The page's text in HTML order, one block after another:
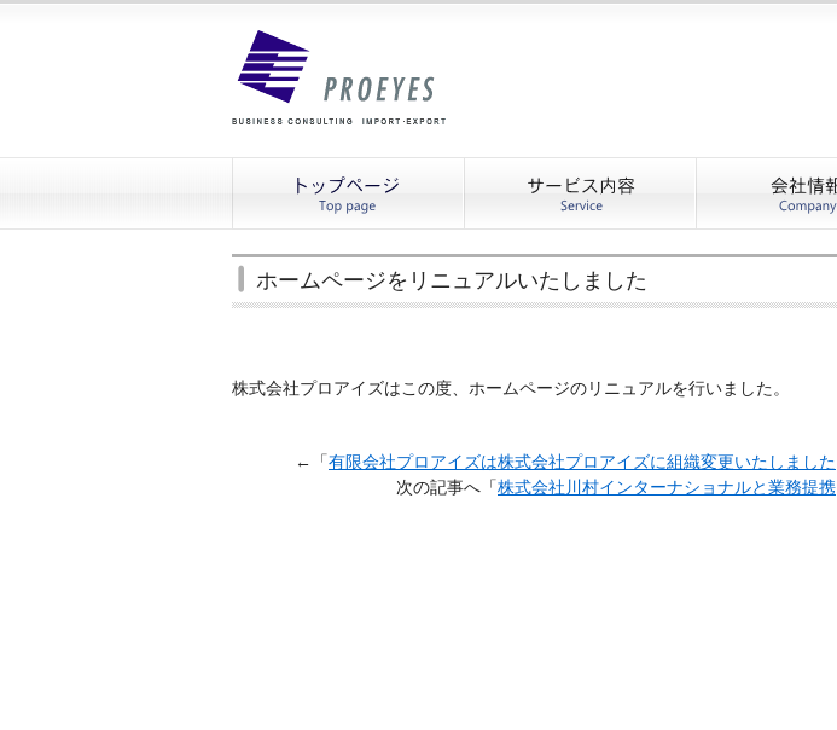
ホームページをリニュアルいたしました
株式会社プロアイズはこの度、ホームページのリニュアルを行いました。
←「有限会社プロアイズは株式会社プロアイズに組織変更いたしました
次の記事へ「株式会社川村インターナショナルと業務提携